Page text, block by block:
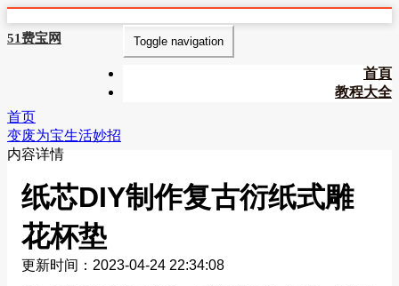
51费宝网 Toggle navigation
首頁
教程大全
首页
变废为宝生活妙招
内容详情
纸芯DIY制作复古衍纸式雕
花杯垫
更新时间：2023-04-24 22:34:08